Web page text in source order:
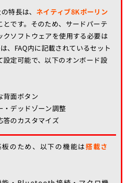
特長は、 ネイティブ8Kポーリン
とです。そのため、サードパーテ
クソフトウェアを使用する必要は
、FAQ内に記載されているセット
設定可能で、以下のオンボード設
背面ボタン
・デッドゾーン調整
答のカスタマイズ
のため、以下の機能は搭載さ